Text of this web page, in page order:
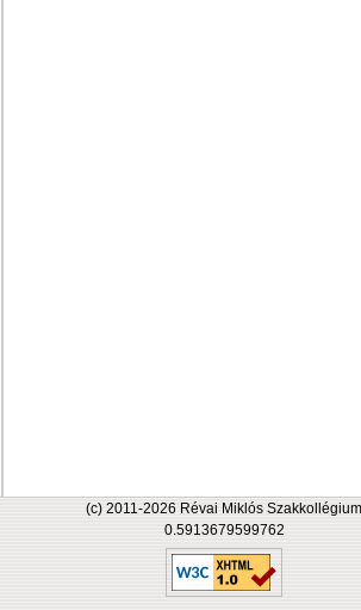
(c) 2011-2026 Révai Miklós Szakkollégium
0.5913679599762